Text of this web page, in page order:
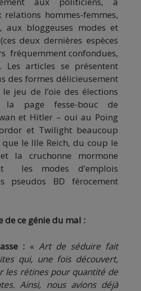
relations hommes-femmes,
aux bloggeuses modes et
deux dernières espèces
fréquemment confondues,
Les articles se présentent
des formes délicieusement
jeu de l’oie des élections
la page fesse-bouc de
et Hitler – oui au Poing
et Twilight beaucoup
le IIIe Reich, du coup le
la cruchonne mormone
les modes d’emplois
pseudos BD férocement
de ce génie du mal :
: « Art de séduire fait
qui, une fois découvert,
les rétines pour quantité de
Ainsi, nous avions déjà